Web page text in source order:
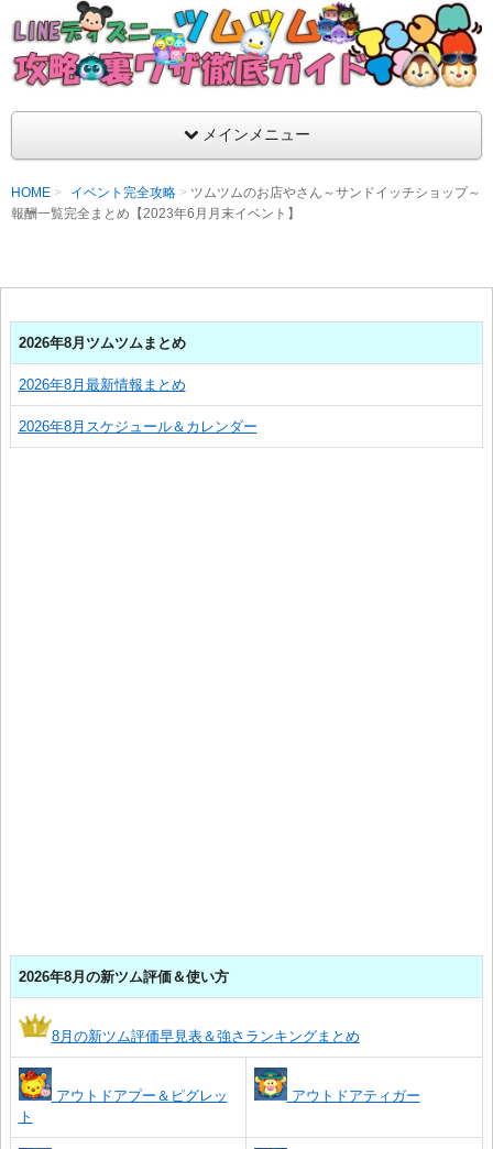
LINEディズニー ツムツム攻略・裏ワザ徹底
支持率No1！痒いところに手が届くツムツム攻略サイト！新ツ
ラ評価も丁寧に解説！ツムツムを120％楽しめるサイトを目指し
メインメニュー
HOME イベント完全攻略
ツムツムのお店やさん～サンドイッチショップ～
報酬一覧完全まとめ【2023年6月月末イベント】
2026年8月ツムツムまとめ
2026年8月最新情報まとめ
2026年8月スケジュール＆カレンダー
2026年8月の新ツム評価＆使い方
8月の新ツム評価早見表＆強さランキングまとめ
アウトドアプー＆ピグレッ
ト
アウトドアティガー